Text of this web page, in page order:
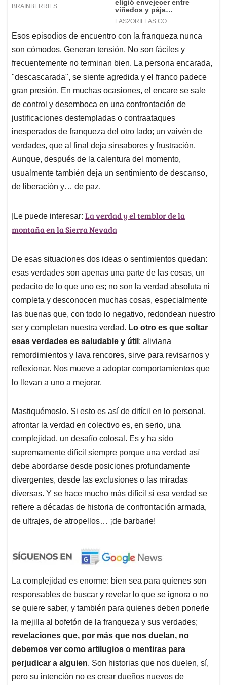
Esos episodios de encuentro con la franqueza nunca
son cómodos. Generan tensión. No son fáciles y
frecuentemente no terminan bien. La persona encarada,
"descascarada", se siente agredida y el franco padece
gran presión. En muchas ocasiones, el encare se sale
de control y desemboca en una confrontación de
justificaciones destempladas o contraataques
inesperados de franqueza del otro lado; un vaivén de
verdades, que al final deja sinsabores y frustración.
Aunque, después de la calentura del momento,
usualmente también deja un sentimiento de descanso,
de liberación y… de paz.
|Le puede interesar: La verdad y el temblor de la
montaña en la Sierra Nevada
De esas situaciones dos ideas o sentimientos quedan:
esas verdades son apenas una parte de las cosas, un
pedacito de lo que uno es; no son la verdad absoluta ni
completa y desconocen muchas cosas, especialmente
las buenas que, con todo lo negativo, redondean nuestro
ser y completan nuestra verdad. Lo otro es que soltar
esas verdades es saludable y útil ; aliviana
remordimientos y lava rencores, sirve para revisarnos y
reflexionar. Nos mueve a adoptar comportamientos que
lo llevan a uno a mejorar.
Mastiquémoslo. Si esto es así de difícil en lo personal,
afrontar la verdad en colectivo es, en serio, una
complejidad, un desafío colosal. Es y ha sido
supremamente difícil siempre porque una verdad así
debe abordarse desde posiciones profundamente
divergentes, desde las exclusiones o las miradas
diversas. Y se hace mucho más difícil si esa verdad se
refiere a décadas de historia de confrontación armada,
de ultrajes, de atropellos… ¡de barbarie!
La complejidad es enorme: bien sea para quienes son
responsables de buscar y revelar lo que se ignora o no
se quiere saber, y también para quienes deben ponerle
la mejilla al bofetón de la franqueza y sus verdades;
revelaciones que, por más que nos duelan, no
debemos ver como artilugios o mentiras para
perjudicar a alguien. Son historias que nos duelen, sí,
pero su intención no es crear dueños nuevos de